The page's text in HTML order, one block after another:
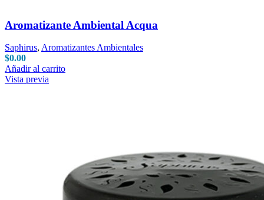
Aromatizante Ambiental Acqua
Saphirus, Aromatizantes Ambientales
$0.00
Añadir al carrito
Vista previa